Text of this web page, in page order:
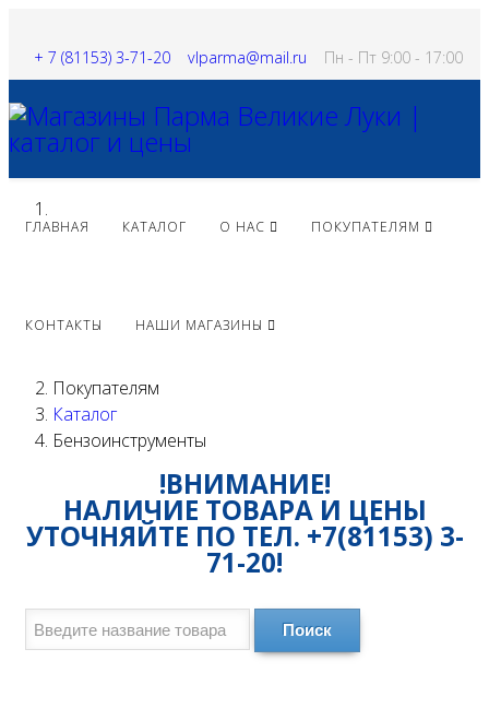
+ 7 (81153) 3-71-20 vlparma@mail.ru Пн - Пт 9:00 - 17:00
ГЛАВНАЯ КАТАЛОГ О НАС ПОКУПАТЕЛЯМ
КОНТАКТЫ НАШИ МАГАЗИНЫ
Покупателям
Каталог
Бензоинструменты
!ВНИМАНИЕ!
НАЛИЧИЕ ТОВАРА И ЦЕНЫ
УТОЧНЯЙТЕ ПО ТЕЛ. +7(81153) 3-
71-20!
Поиск